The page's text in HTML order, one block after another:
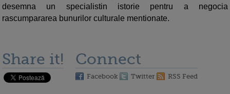
desemna un specialistin istorie pentru a negocia
rascumpararea bunurilor culturale mentionate.
Share it! Connect
Facebook Twitter RSS Feed